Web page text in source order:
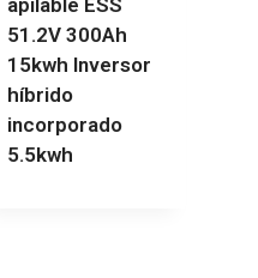
apilable ESS
51.2V 300Ah
15kwh Inversor
híbrido
incorporado
5.5kwh